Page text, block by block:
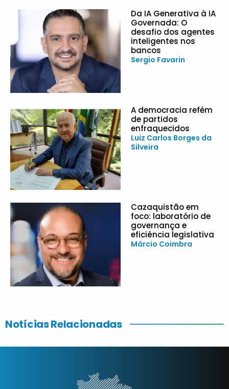
Da IA Generativa à IA
Governada: O
desafio dos agentes
inteligentes nos
bancos
Sergio Favarin
A democracia refém
de partidos
enfraquecidos
Luiz Carlos Borges da
Silveira
Cazaquistão em
foco: laboratório de
governança e
eficiência legislativa
Márcio Coimbra
Notícias Relacionadas